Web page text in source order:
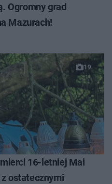
Ogromny grad
Mazurach!
19
16-letniej Mai
ostatecznymi